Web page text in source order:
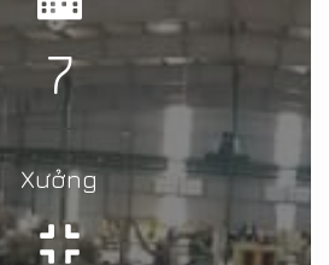
7
Xưởng